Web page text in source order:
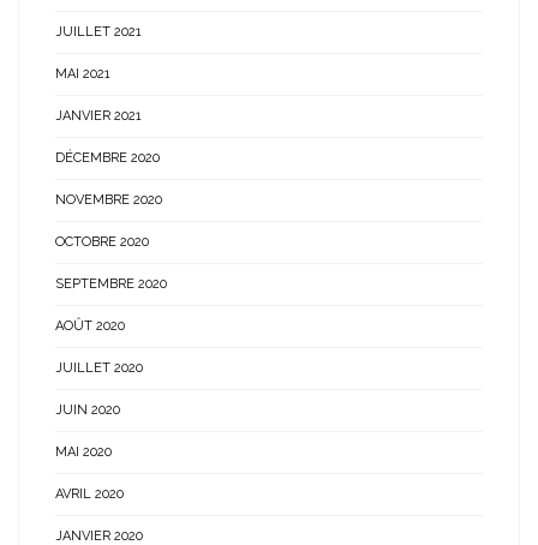
JUILLET 2021
MAI 2021
JANVIER 2021
DÉCEMBRE 2020
NOVEMBRE 2020
OCTOBRE 2020
SEPTEMBRE 2020
AOÛT 2020
JUILLET 2020
JUIN 2020
MAI 2020
AVRIL 2020
JANVIER 2020